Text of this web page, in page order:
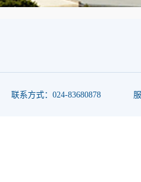
联系方式：024-83680878